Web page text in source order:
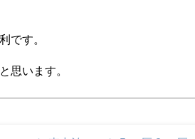
です。
思います。